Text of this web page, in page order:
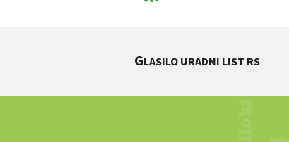
GLASILO URADNI LIST RS